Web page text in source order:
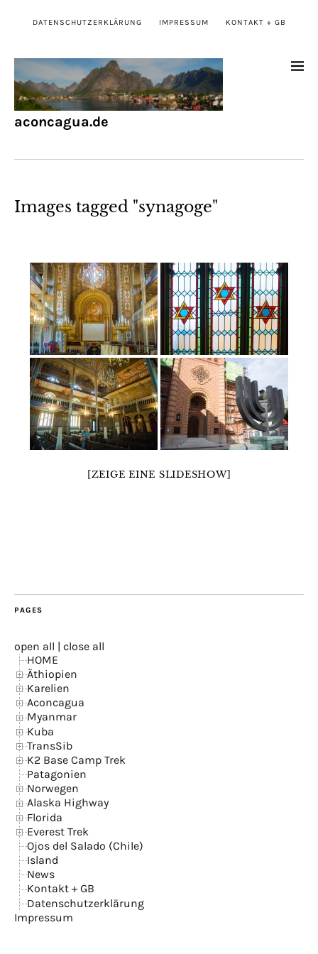
DATENSCHUTZERKLÄRUNG IMPRESSUM KONTAKT + GB
aconcagua.de
Images tagged "synagoge"
[ZEIGE EINE SLIDESHOW]
PAGES
open all | close all
HOME
Äthiopien
Karelien
Aconcagua
Myanmar
Kuba
TransSib
K2 Base Camp Trek
Patagonien
Norwegen
Alaska Highway
Florida
Everest Trek
Ojos del Salado (Chile)
Island
News
Kontakt + GB
Datenschutzerklärung
Impressum